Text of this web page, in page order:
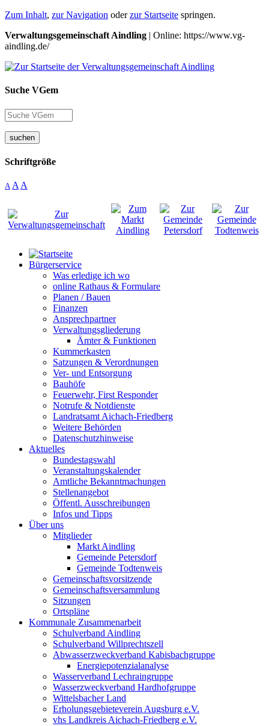
Zum Inhalt, zur Navigation oderzur Startseite springen.
Verwaltungsgemeinschaft Aindling | Online: https://www.vg-
aindling.de/
Suche VGem
suchen
Schriftgröße
A A A
Bürgerservice
Was erledige ich wo
online Rathaus & Formulare
Planen / Bauen
Finanzen
Ansprechpartner
Verwaltungsgliederung
Ämter & Funktionen
Kummerkasten
Satzungen & Verordnungen
Ver- und Entsorgung
Bauhöfe
Feuerwehr, First Responder
Notrufe & Notdienste
Landratsamt Aichach-Friedberg
Weitere Behörden
Datenschutzhinweise
Aktuelles
Bundestagswahl
Veranstaltungskalender
Amtliche Bekanntmachungen
Stellenangebot
Öffentl. Ausschreibungen
Infos und Tipps
Über uns
Mitglieder
Markt Aindling
Gemeinde Petersdorf
Gemeinde Todtenweis
Gemeinschaftsvorsitzende
Gemeinschaftsversammlung
Sitzungen
Ortspläne
Kommunale Zusammenarbeit
Schulverband Aindling
Schulverband Willprechtszell
Abwasserzweckverband Kabisbachgruppe
Energiepotenzialanalyse
Wasserverband Lechraingruppe
Wasserzweckverband Hardhofgruppe
Wittelsbacher Land
Erholungsgebieteverein Augsburg e.V.
vhs Landkreis Aichach-Friedberg e.V.